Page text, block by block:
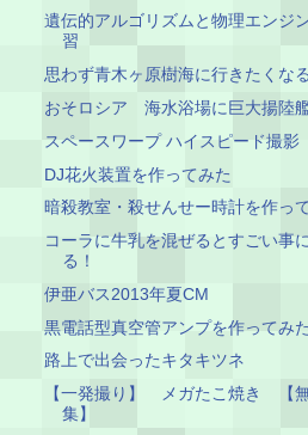
遺伝的アルゴリズムと物理エンジ
習
思わず青木ヶ原樹海に行きたくな
おそロシア 海水浴場に巨大揚陸
スペースワープ ハイスピード撮影
DJ花火装置を作ってみた
暗殺教室・殺せんせー時計を作っ
コーラに牛乳を混ぜるとすごい事
る！
伊亜バス2013年夏CM
黒電話型真空管アンプを作ってみた
路上で出会ったキタキツネ
【一発撮り】 メガたこ焼き 【
集】